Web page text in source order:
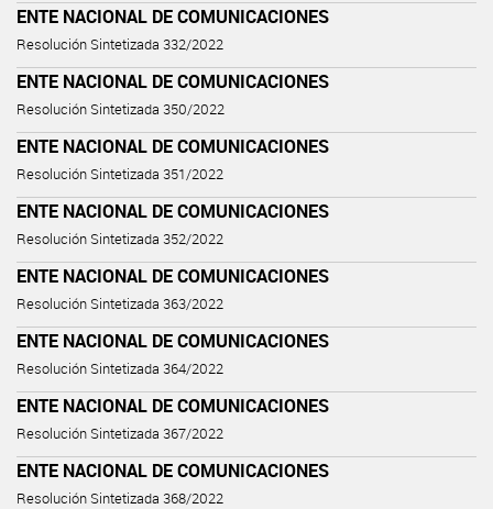
ENTE NACIONAL DE COMUNICACIONES
Resolución Sintetizada 332/2022
ENTE NACIONAL DE COMUNICACIONES
Resolución Sintetizada 350/2022
ENTE NACIONAL DE COMUNICACIONES
Resolución Sintetizada 351/2022
ENTE NACIONAL DE COMUNICACIONES
Resolución Sintetizada 352/2022
ENTE NACIONAL DE COMUNICACIONES
Resolución Sintetizada 363/2022
ENTE NACIONAL DE COMUNICACIONES
Resolución Sintetizada 364/2022
ENTE NACIONAL DE COMUNICACIONES
Resolución Sintetizada 367/2022
ENTE NACIONAL DE COMUNICACIONES
Resolución Sintetizada 368/2022